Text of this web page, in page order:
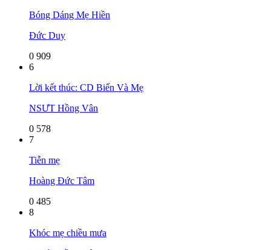
Bóng Dáng Mẹ Hiền
Đức Duy
0 909
6
Lời kết thúc: CD Biển Và Mẹ
NSƯT Hồng Vân
0 578
7
Tiễn mẹ
Hoàng Đức Tâm
0 485
8
Khóc mẹ chiều mưa